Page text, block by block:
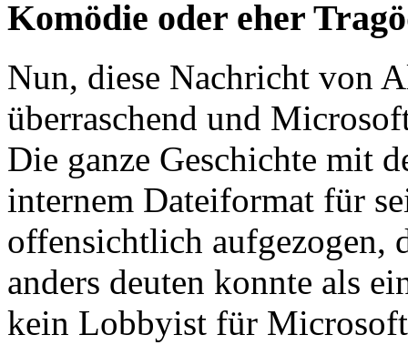
Komödie oder eher
Nun, diese Nachricht von
überraschend und
Die ganze Geschichte mit
internem Dateiformat für
offensichtlich aufgezogen,
anders deuten konnte als
kein Lobbyist für